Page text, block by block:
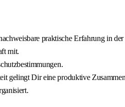
praktische Erfahrung in
mit.
gelingt Dir eine produktive